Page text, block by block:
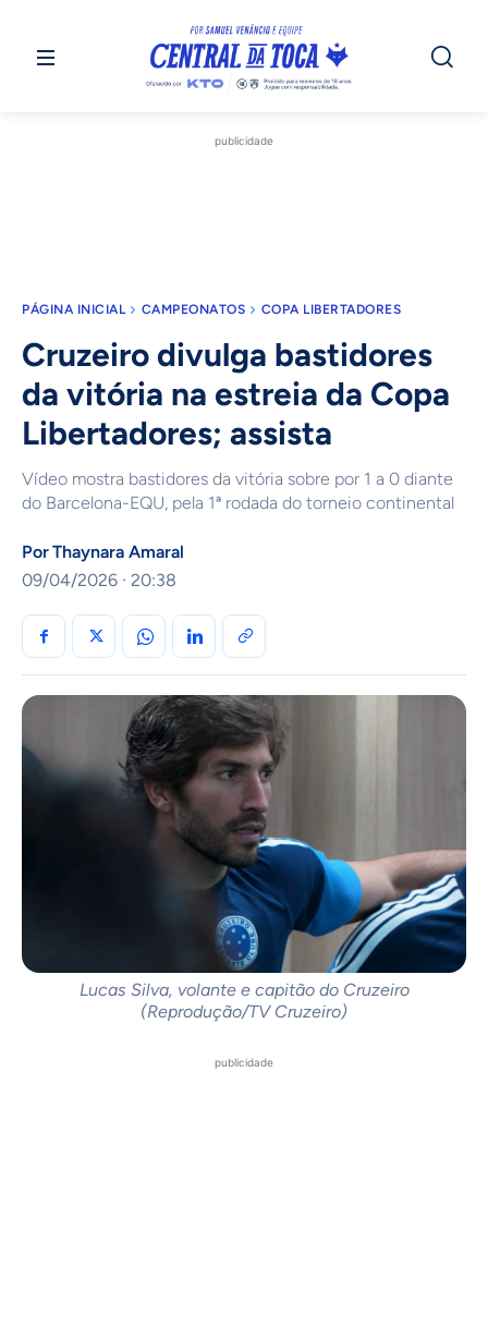
publicidade
PÁGINA INICIAL CAMPEONATOS COPA LIBERTADORES
Cruzeiro divulga bastidores
da vitória na estreia da Copa
Libertadores; assista
Vídeo mostra bastidores da vitória sobre por 1 a 0 diante
do Barcelona-EQU, pela 1ª rodada do torneio continental
PorThaynara Amaral
09/04/2026 · 20:38
Lucas Silva, volante e capitão do Cruzeiro
(Reprodução/TV Cruzeiro)
publicidade